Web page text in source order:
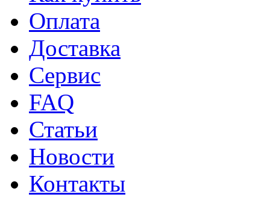
Оплата
Доставка
Сервис
FAQ
Статьи
Новости
Контакты